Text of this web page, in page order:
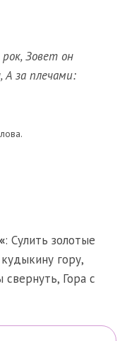
Зовет он
, А за плечами:
«: Сулить золотые
гору,
свернуть, Гора с